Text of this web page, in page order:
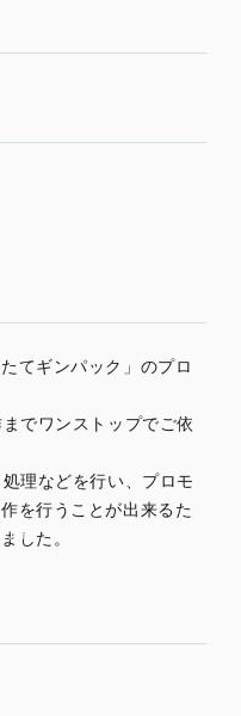
作
てギンパック」のプロ
でワンストップでご依
理などを行い、プロモ
を行うことが出来るた
した。